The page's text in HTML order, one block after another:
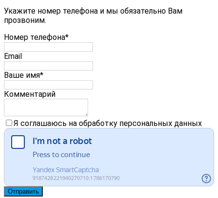
Укажите номер телефона и мы обязательно Вам
прозвоним.
Номер телефона*
Email
Ваше имя*
Комментарий
Я соглашаюсь на обработку персональных данных